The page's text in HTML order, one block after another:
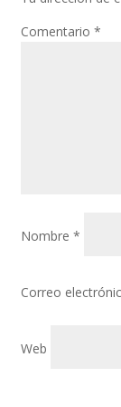
Comentario *
Nombre *
Correo
Web